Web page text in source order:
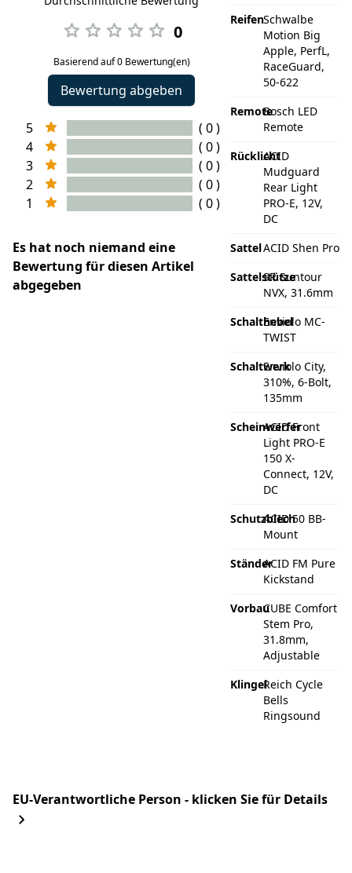
0
Basierend auf 0 Bewertung(en)
Bewertung abgeben
5
( 0 )
4
( 0 )
3
( 0 )
2
( 0 )
1
( 0 )
Es hat noch niemand eine
Bewertung für diesen Artikel
abgegeben
ReifenSchwalbe
Motion Big
Apple, PerfL,
RaceGuard,
50-622
RemoteBosch LED
Remote
Rücklicht
ACID
Mudguard
Rear Light
PRO-E, 12V,
DC
SattelACID Shen Pro
Sattelstütze
SR Suntour
NVX, 31.6mm
SchalthebelEnviolo MC-
TWIST
SchaltwerkEnviolo City,
310%, 6-Bolt,
135mm
Scheinwerfer
ACID Front
Light PRO-E
150 X-
Connect, 12V,
DC
SchutzblechACID 50 BB-
Mount
StänderACID FM Pure
Kickstand
VorbauCUBE Comfort
Stem Pro,
31.8mm,
Adjustable
KlingelReich Cycle
Bells
Ringsound
EU-Verantwortliche Person - klicken Sie für Details